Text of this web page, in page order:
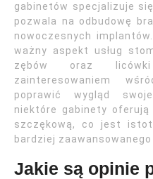
gabinetów specjalizuje
pozwala na odbudowę
nowoczesnych
ważny aspekt usług
zębów oraz
zainteresowaniem
poprawić wygląd
niektóre gabinety oferują
szczękową, co jest
bardziej zaawansowanego
Jakie są opinie